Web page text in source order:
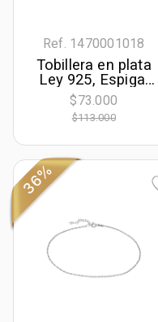
Ref. 1470001018
Tobillera en plata
Ley 925, Espiga,
23 cm. de largo, 1
mm. de ancho
$73.000
$113.000
36%